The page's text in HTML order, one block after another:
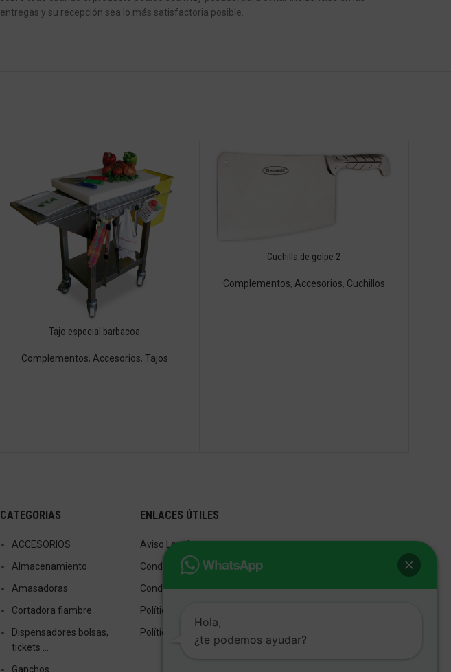
entregas y su recepción sea lo más satisfactoria posible.
Tajo especial barbacoa
Complementos, Accesorios, Tajos
Cuchilla de golpe 2
Complementos, Accesorios, Cuchillos
CATEGORIAS
ACCESORIOS
Almacenamiento
Amasadoras
Cortadora fiambre
Dispensadores bolsas,
tickets …
Ganchos
ENLACES ÚTILES
Aviso Legal
Condiciones de Venta
Condiciones de Uso
Política de privacidad
Política de cookies
Hola,
¿te podemos ayudar?